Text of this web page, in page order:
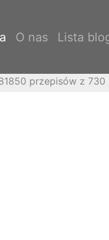
O nas Lista
przepisów z